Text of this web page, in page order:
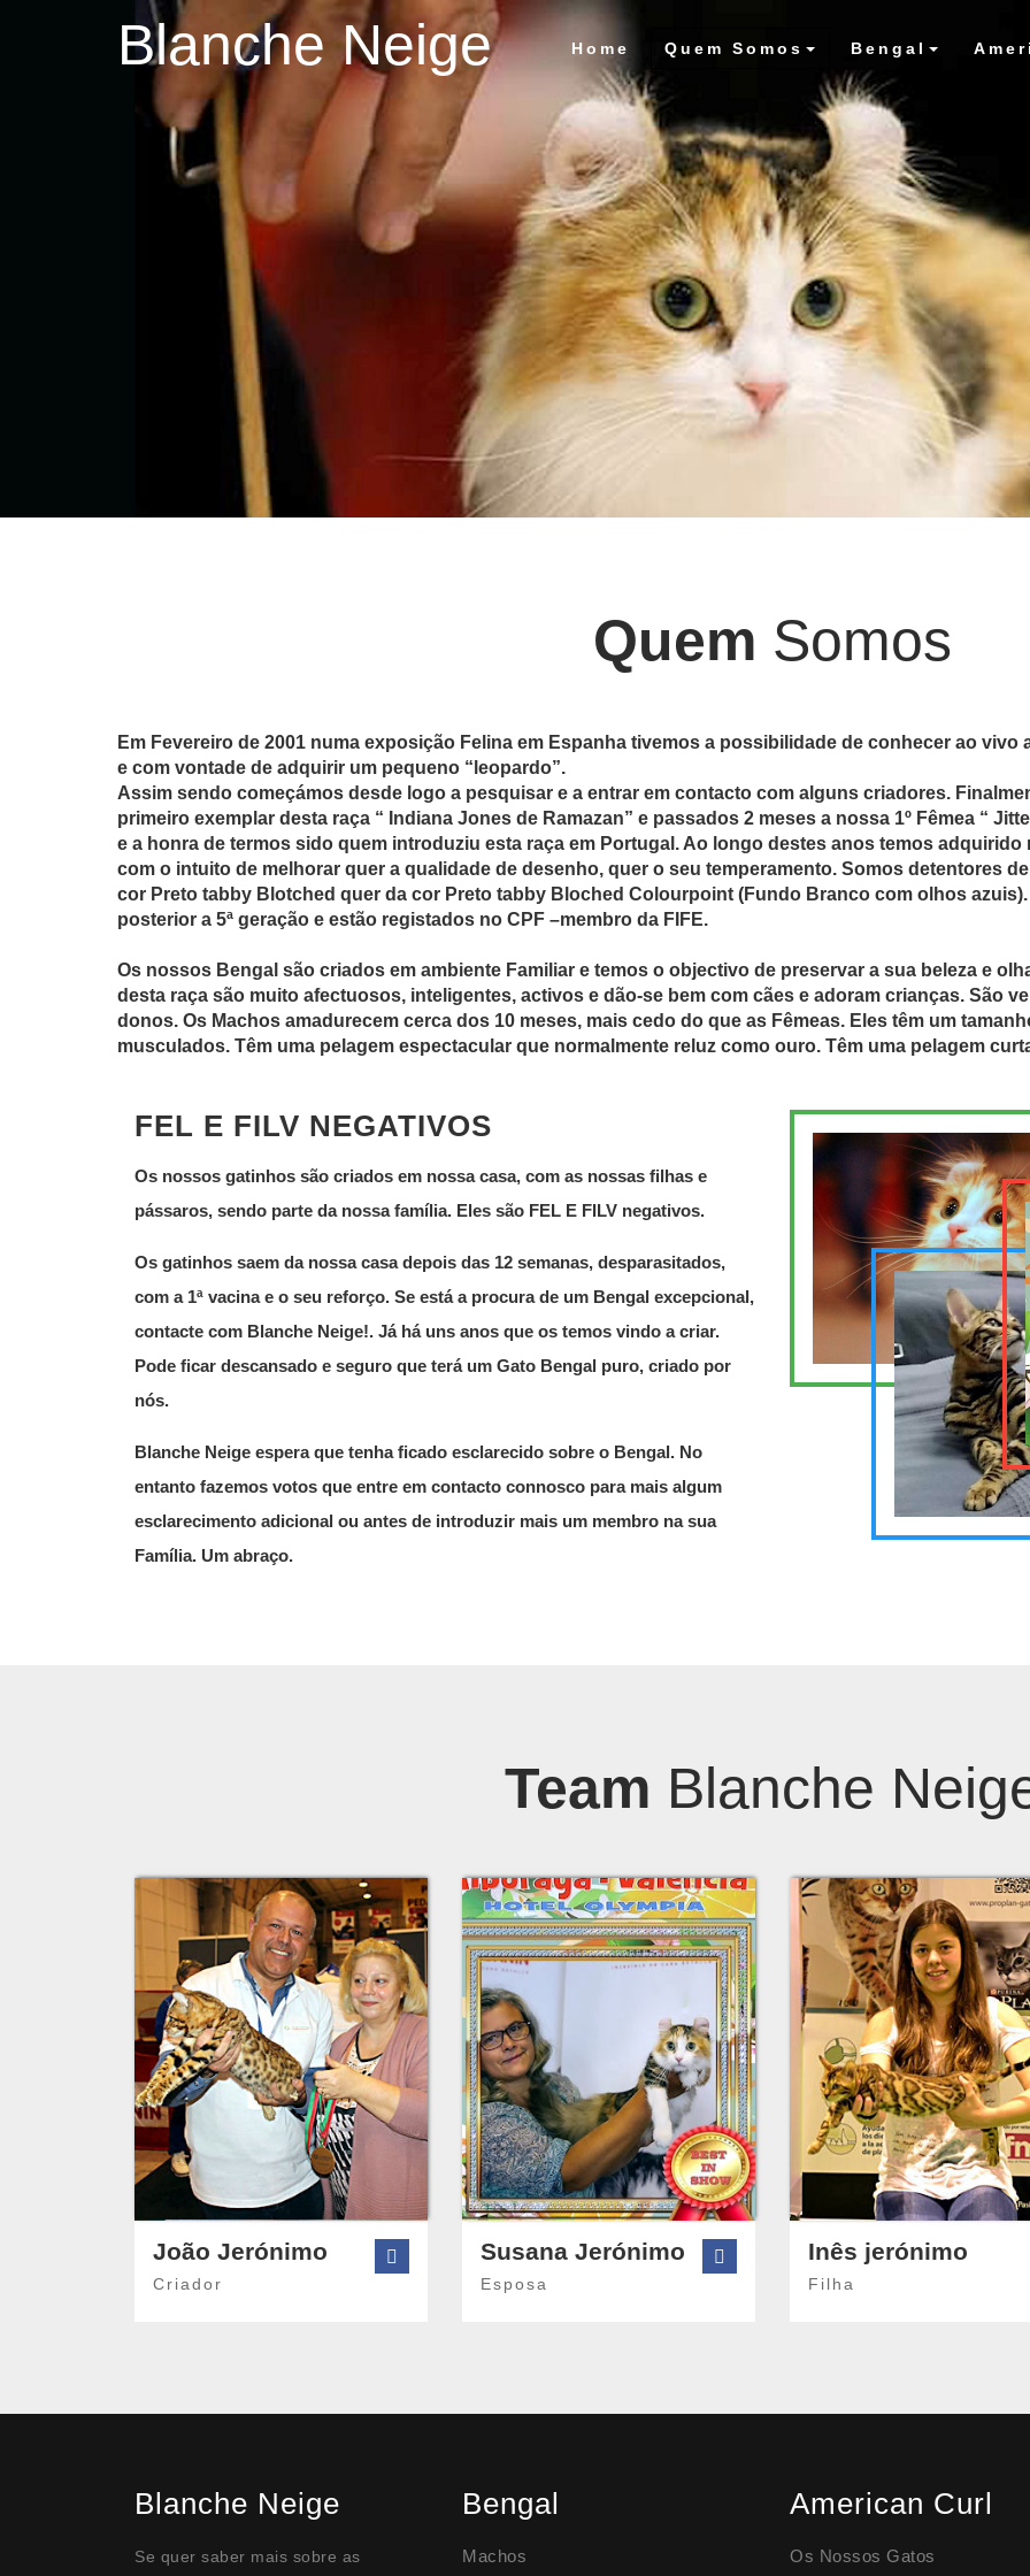
Blanche Neige Home Quem Somos Bengal
Quem Somos
Em Fevereiro de 2001 numa exposição Felina em Espanha tivemos a possibilidade de conhecer ao
e com vontade de adquirir um pequeno “leopardo”.
Assim sendo começámos desde logo a pesquisar e a entrar em contacto com alguns criadores.
primeiro exemplar desta raça “ Indiana Jones de Ramazan” e passados 2 meses a nossa 1º Fêmea “
e a honra de termos sido quem introduziu esta raça em Portugal. Ao longo destes anos temos
com o intuito de melhorar quer a qualidade de desenho, quer o seu temperamento. Somos detentores
cor Preto tabby Blotched quer da cor Preto tabby Bloched Colourpoint (Fundo Branco com olhos
posterior a 5ª geração e estão registados no CPF –membro da FIFE.
Os nossos Bengal são criados em ambiente Familiar e temos o objectivo de preservar a sua beleza e
desta raça são muito afectuosos, inteligentes, activos e dão-se bem com cães e adoram crianças. São
donos. Os Machos amadurecem cerca dos 10 meses, mais cedo do que as Fêmeas. Eles têm um
musculados. Têm uma pelagem espectacular que normalmente reluz como ouro. Têm uma pelagem
FEL E FILV NEGATIVOS
Os nossos gatinhos são criados em nossa casa, com as nossas filhas e
pássaros, sendo parte da nossa família. Eles são FEL E FILV negativos.
Os gatinhos saem da nossa casa depois das 12 semanas, desparasitados,
com a 1ª vacina e o seu reforço. Se está a procura de um Bengal excepcional,
contacte com Blanche Neige!. Já há uns anos que os temos vindo a criar.
Pode ficar descansado e seguro que terá um Gato Bengal puro, criado por
nós.
Blanche Neige espera que tenha ficado esclarecido sobre o Bengal. No
entanto fazemos votos que entre em contacto connosco para mais algum
esclarecimento adicional ou antes de introduzir mais um membro na sua
Família. Um abraço.
Team Blanche
João Jerónimo
Criador
Susana Jerónimo
Esposa
Inês jerónimo
Filha
Blanche Neige
Se quer saber mais sobre as
Bengal
Machos
American Curl
Os Nossos Gatos